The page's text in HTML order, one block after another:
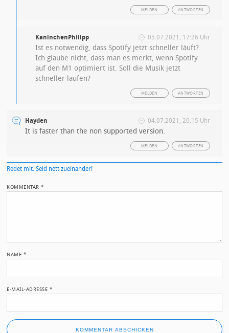
ANTWORTEN
MELDEN
KaninchenPhilipp 05.07.2021, 17:26 Uhr
Ist es notwendig, dass Spotify jetzt schneller läuft?
Ich glaube nicht, dass man es merkt, wenn Spotify
auf den M1 optimiert ist. Soll die Musik jetzt
schneller laufen?
ANTWORTEN
MELDEN
Hayden 04.07.2021, 20:15 Uhr
It is faster than the non supported version.
ANTWORTEN
MELDEN
Redet mit. Seid nett zueinander!
KOMMENTAR*
NAME *
E-MAIL-ADRESSE *